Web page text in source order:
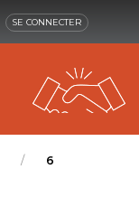
SE CONNECTER
6